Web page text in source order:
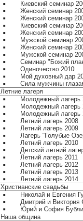
Киевский семинар
Женский семинар
Женский семинар
Киевский семинар
Женский семинар
Мужской семинар
Женский семинар
Мужской семинар
Семинар "Божий
Одиночество 2010
Мой духовный дар
Сила мужчины
Летние лагеря
Молодежный лагерь
Молодежный лагерь
Молодежный лагерь
Летний лагерь 2008
Летний лагерь 2009
Лагерь "Голубые
Летний лагерь 2010
Детский летний
Летний лагерь 2011
Летний лагерь 2012
Летний лагерь 2013
Летний лагерь 2014
Христианские свадьбы
Николай и Евгения
Дмитрий и Виктория
Юрий и София
Наша община